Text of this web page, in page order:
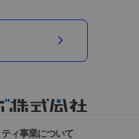
ィ事業について